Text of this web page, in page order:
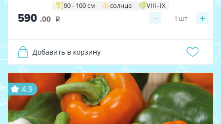
90 - 100 см солнце VIII–IX
590 .00 i − +
1 шт
Добавить в корзину
4.9